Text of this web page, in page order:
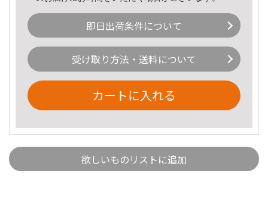
即日出荷条件について
受け取り方法・送料について
カートに入れる
欲しいものリストに追加